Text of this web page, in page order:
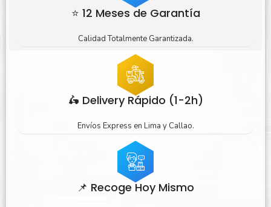
⭐ 12 Meses de Garantía
Calidad Totalmente Garantizada.
🛵 Delivery Rápido (1-2h)
Envíos Express en Lima y Callao.
📌 Recoge Hoy Mismo